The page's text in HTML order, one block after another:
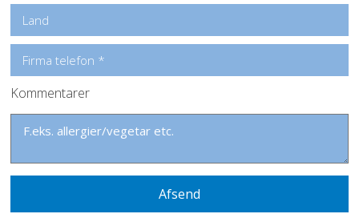
Kommentarer